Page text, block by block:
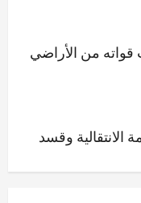
من الأراضي
الانتقالية وقسد